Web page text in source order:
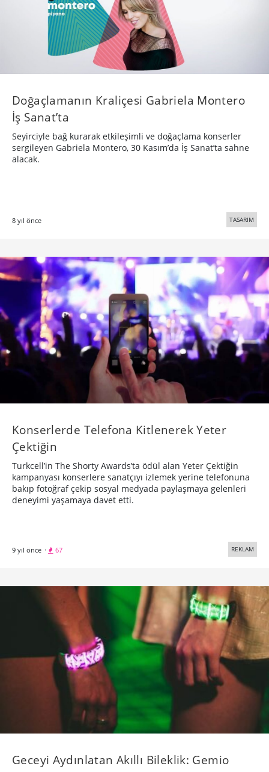
Doğaçlamanın Kraliçesi Gabriela Montero
İş Sanat’ta
Seyirciyle bağ kurarak etkileşimli ve doğaçlama konserler
sergileyen Gabriela Montero, 30 Kasım’da İş Sanat’ta sahne
alacak.
8 yıl önce TASARIM
Konserlerde Telefona Kitlenerek Yeter
Çektiğin
Turkcell’in The Shorty Awards’ta ödül alan Yeter Çektiğin
kampanyası konserlere sanatçıyı izlemek yerine telefonuna
bakıp fotoğraf çekip sosyal medyada paylaşmaya gelenleri
deneyimi yaşamaya davet etti.
9 yıl önce · 67 REKLAM
Geceyi Aydınlatan Akıllı Bileklik: Gemio